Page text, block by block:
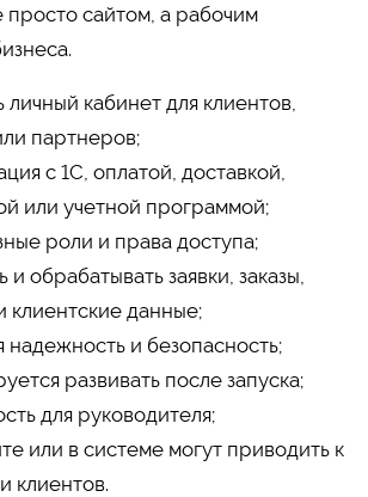
просто сайтом, а рабочим
личный кабинет для клиентов,
партнеров;
с 1С, оплатой, доставкой,
или учетной программой;
роли и права доступа;
обрабатывать заявки, заказы,
клиентские данные;
надежность и безопасность;
развивать после запуска;
для руководителя;
или в системе могут приводить к
клиентов.